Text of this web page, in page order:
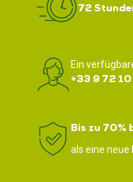
72
Ein
+33 9 72
Bis zu 70%
als eine neue